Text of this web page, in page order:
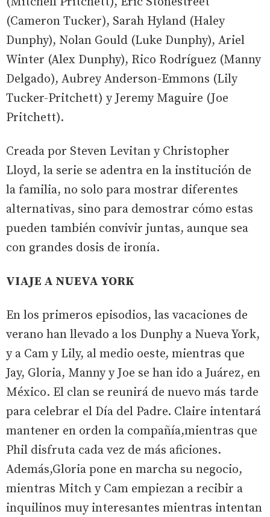
(Cameron Tucker), Sarah Hyland (Haley
Dunphy), Nolan Gould (Luke Dunphy), Ariel
Winter (Alex Dunphy), Rico Rodríguez (Manny
Delgado), Aubrey Anderson-Emmons (Lily
Tucker-Pritchett) y Jeremy Maguire (Joe
Pritchett).
Creada por Steven Levitan y Christopher
Lloyd, la serie se adentra en la institución de
la familia, no solo para mostrar diferentes
alternativas, sino para demostrar cómo estas
pueden también convivir juntas, aunque sea
con grandes dosis de ironía.
VIAJE A NUEVA YORK
En los primeros episodios, las vacaciones de
verano han llevado a los Dunphy a Nueva York,
y a Cam y Lily, al medio oeste, mientras que
Jay, Gloria, Manny y Joe se han ido a Juárez, en
México. El clan se reunirá de nuevo más tarde
para celebrar el Día del Padre. Claire intentará
mantener en orden la compañía,mientras que
Phil disfruta cada vez de más aficiones.
Además,Gloria pone en marcha su negocio,
mientras Mitch y Cam empiezan a recibir a
inquilinos muy interesantes mientras intentan